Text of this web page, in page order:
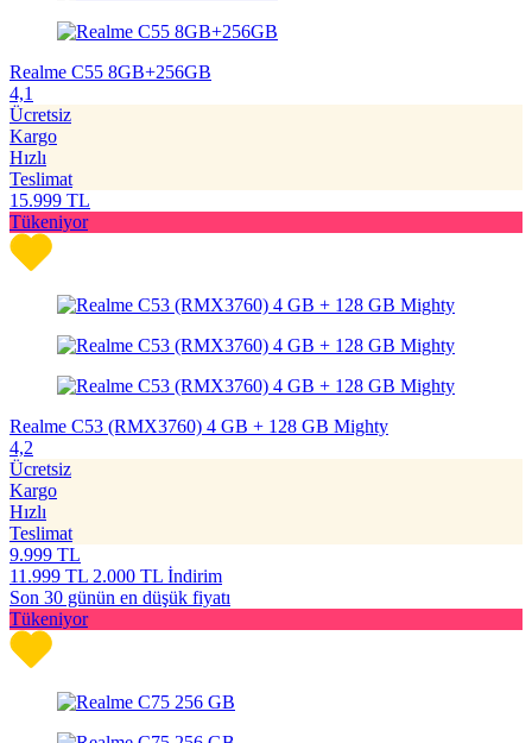
Realme C55 8GB+256GB
4,1
Ücretsiz
Kargo
Hızlı
Teslimat
15.999 TL
Tükeniyor
Realme C53 (RMX3760) 4 GB + 128 GB Mighty
4,2
Ücretsiz
Kargo
Hızlı
Teslimat
9.999 TL
11.999 TL 2.000 TL İndirim
Son 30 günün en düşük fiyatı
Tükeniyor